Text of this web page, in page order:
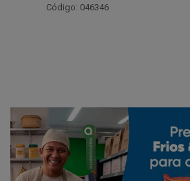
Código: 046346